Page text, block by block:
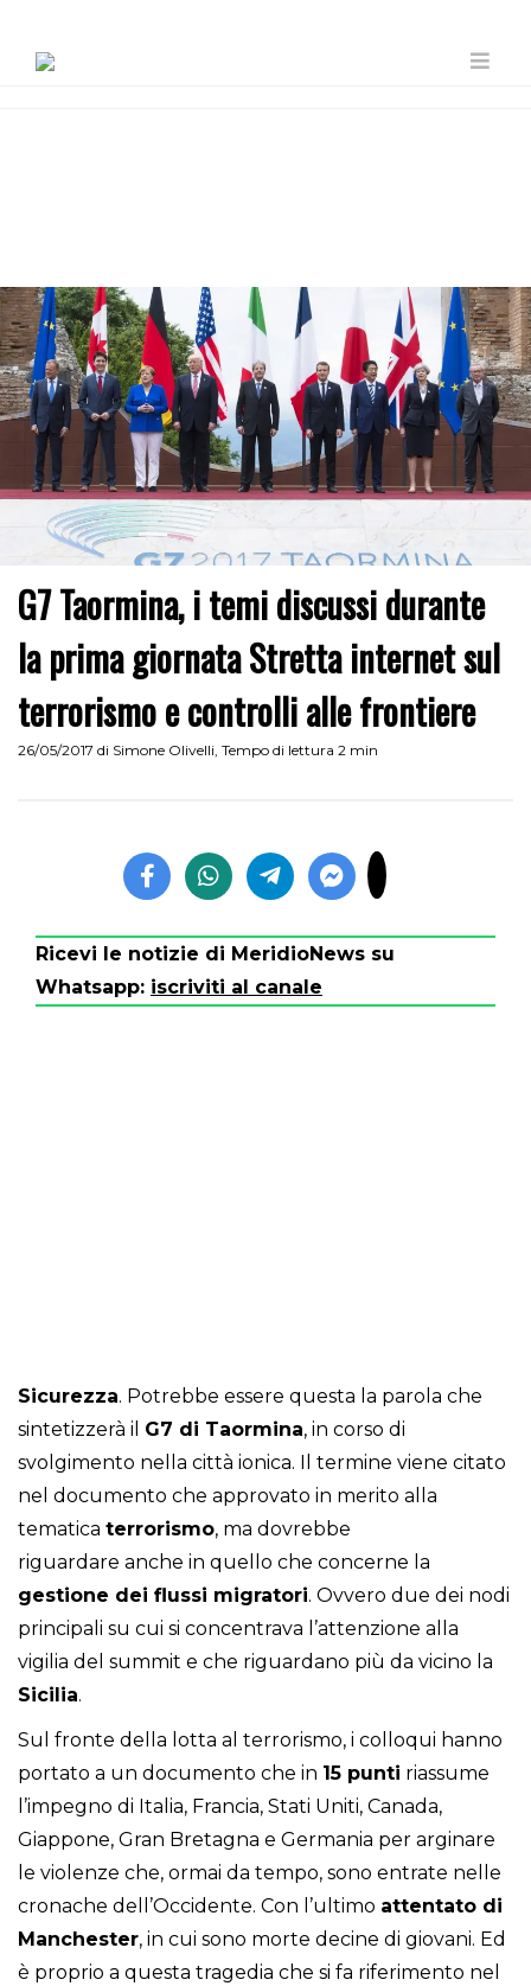
G7 Taormina, i temi discussi durante
la prima giornata Stretta internet sul
terrorismo e controlli alle frontiere
26/05/2017 di Simone Olivelli, Tempo di lettura 2 min
Ricevi le notizie di MeridioNews su
Whatsapp: iscriviti al canale
Sicurezza. Potrebbe essere questa la parola che
sintetizzerà il G7 di Taormina, in corso di
svolgimento nella città ionica. Il termine viene citato
nel documento che approvato in merito alla
tematica terrorismo, ma dovrebbe
riguardare anche in quello che concerne la
gestione dei flussi migratori. Ovvero due dei nodi
principali su cui si concentrava l’attenzione alla
vigilia del summit e che riguardano più da vicino la
Sicilia.
Sul fronte della lotta al terrorismo, i colloqui hanno
portato a un documento che in 15 punti riassume
l’impegno di Italia, Francia, Stati Uniti, Canada,
Giappone, Gran Bretagna e Germania per arginare
le violenze che, ormai da tempo, sono entrate nelle
cronache dell’Occidente. Con l’ultimo attentato di
Manchester, in cui sono morte decine di giovani. Ed
è proprio a questa tragedia che si fa riferimento nel